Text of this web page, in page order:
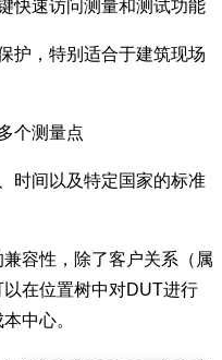
快速访问测量和测试功能
护，特别适合于建筑现场
个测量点
时间以及特定国家的标准
容性，除了客户关系（属
在位置树中对DUT进行
中心。